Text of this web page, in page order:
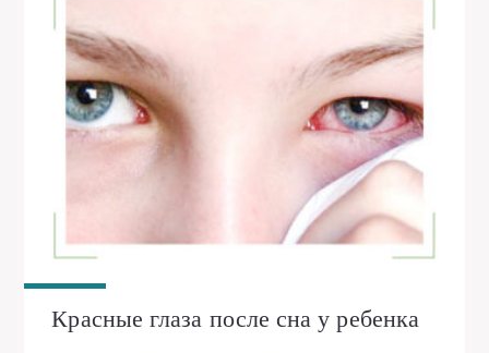
Красные глаза после сна у ребенка